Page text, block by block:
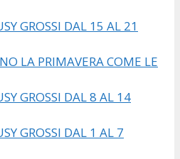
GROSSI DAL 15 AL 21
LA PRIMAVERA COME LE
GROSSI DAL 8 AL 14
GROSSI DAL 1 AL 7